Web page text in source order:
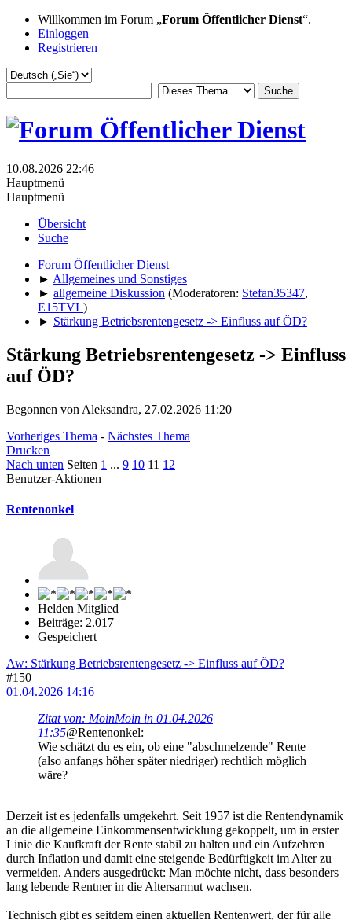
Willkommen im Forum „Forum Öffentlicher Dienst“.
Einloggen
Registrieren
10.08.2026 22:46
Hauptmenü
Hauptmenü
Übersicht
Suche
Forum Öffentlicher Dienst
► Allgemeines und Sonstiges
► allgemeine Diskussion (Moderatoren: Stefan35347,
E15TVL)
► Stärkung Betriebsrentengesetz -> Einfluss auf ÖD?
Stärkung Betriebsrentengesetz -> Einfluss
auf ÖD?
Begonnen von Aleksandra, 27.02.2026 11:20
Vorheriges Thema - Nächstes Thema
Drucken
Nach unten Seiten 1 ... 9 10 11 12
Benutzer-Aktionen
Rentenonkel
Helden Mitglied
Beiträge: 2.017
Gespeichert
Aw: Stärkung Betriebsrentengesetz -> Einfluss auf ÖD?
#150
01.04.2026 14:16
Zitat von: MoinMoin in 01.04.2026
11:35@Rentenonkel:
Wie schätzt du es ein, ob eine "abschmelzende" Rente
(also anfangs höher später niedriger) rechtlich möglich
wäre?
Derzeit ist es jedenfalls umgekehrt. Seit 1957 ist die Rentendynamik
an die allgemeine Einkommensentwicklung gekoppelt, um in erster
Linie die Kaufkraft der Rente stabil zu halten und ein Aufzehren
durch Inflation und damit eine steigende Bedürftigkeit im Alter zu
vermeiden. Anders ausgedrückt: Man möchte nicht, dass besonders
lang lebende Rentner in die Altersarmut wachsen.
Technisch gibt es seitdem einen aktuellen Rentenwert, der für alle